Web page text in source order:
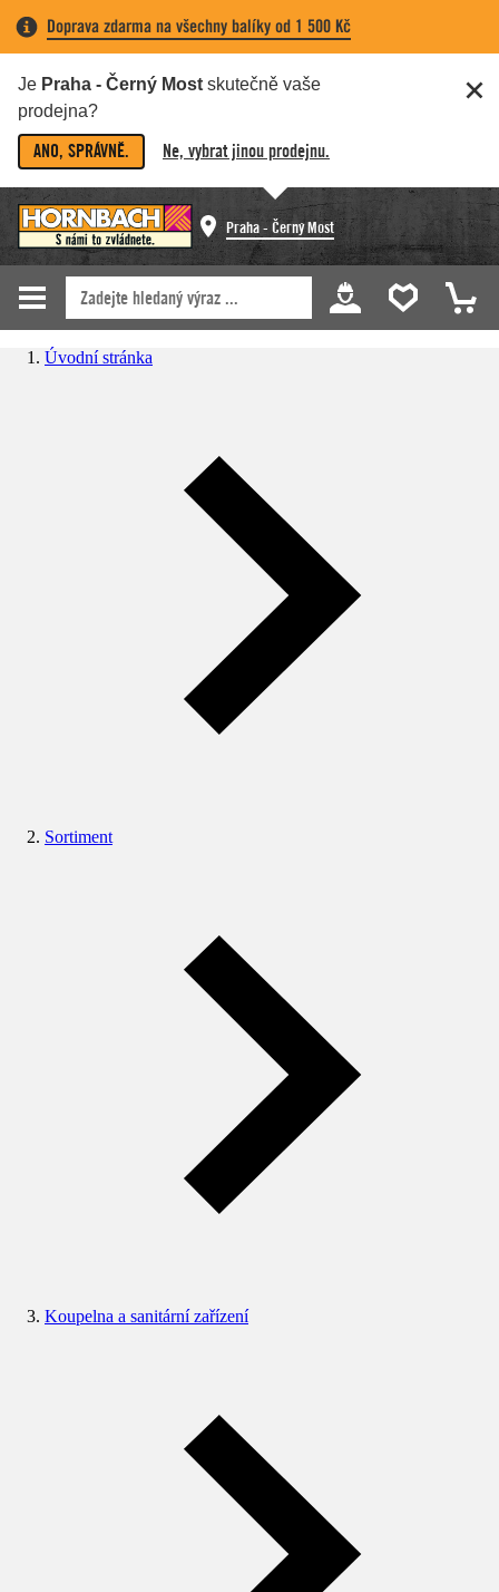
Doprava zdarma na všechny balíky od 1 500 Kč
Je Praha - Černý Most skutečně vaše
prodejna?
ANO, SPRÁVNĚ. Ne, vybrat jinou prodejnu.
Praha - Černý Most
Úvodní stránka
Sortiment
Koupelna a sanitární zařízení